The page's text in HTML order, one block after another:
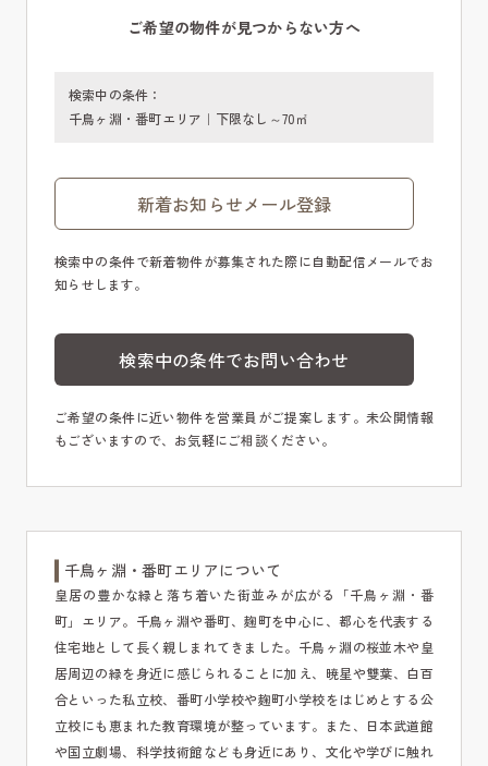
ご希望の物件が見つからない方へ
検索中の条件：
千鳥ヶ淵・番町エリア｜下限なし～70㎡
新着お知らせメール登録
検索中の条件で新着物件が募集された際に自動配信メールでお
知らせします。
検索中の条件でお問い合わせ
ご希望の条件に近い物件を営業員がご提案します。未公開情報
もございますので、お気軽にご相談ください。
千鳥ヶ淵・番町エリアについて
皇居の豊かな緑と落ち着いた街並みが広がる「千鳥ヶ淵・番
町」エリア。千鳥ヶ淵や番町、麹町を中心に、都心を代表する
住宅地として長く親しまれてきました。千鳥ヶ淵の桜並木や皇
居周辺の緑を身近に感じられることに加え、暁星や雙葉、白百
合といった私立校、番町小学校や麹町小学校をはじめとする公
立校にも恵まれた教育環境が整っています。また、日本武道館
や国立劇場、科学技術館なども身近にあり、文化や学びに触れ